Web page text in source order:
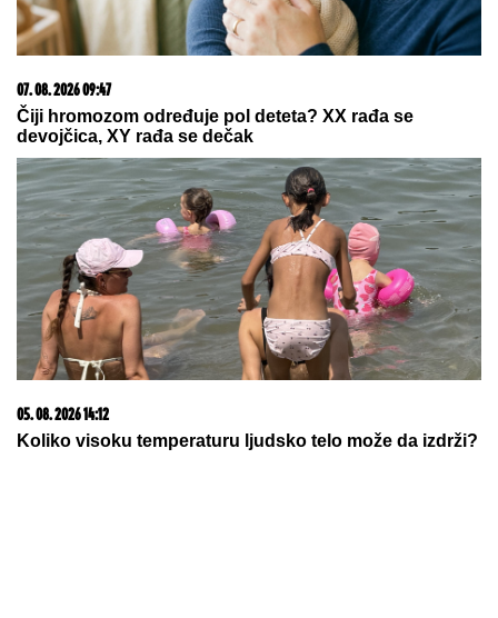
03. 08. 2026 07:31
25.000 kupaca već kupuje uz PerSu Extra. A ti? Saznaj
više